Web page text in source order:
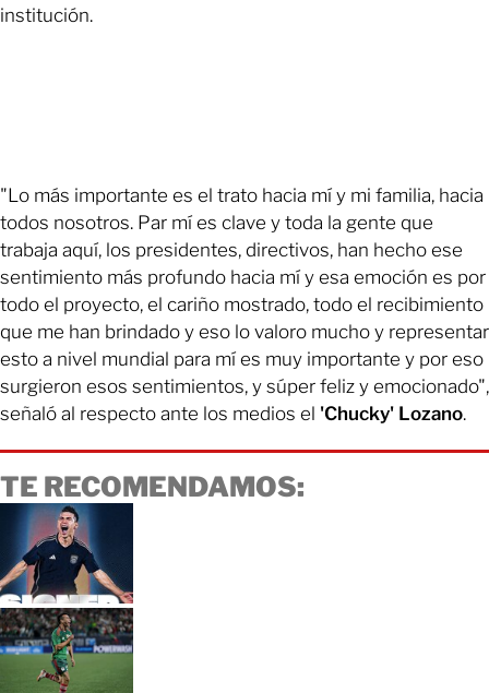
institución.
"Lo más importante es el trato hacia mí y mi familia, hacia
todos nosotros. Par mí es clave y toda la gente que
trabaja aquí, los presidentes, directivos, han hecho ese
sentimiento más profundo hacia mí y esa emoción es por
todo el proyecto, el cariño mostrado, todo el recibimiento
que me han brindado y eso lo valoro mucho y representar
esto a nivel mundial para mí es muy importante y por eso
surgieron esos sentimientos, y súper feliz y emocionado",
señaló al respecto ante los medios el 'Chucky' Lozano.
TE RECOMENDAMOS: